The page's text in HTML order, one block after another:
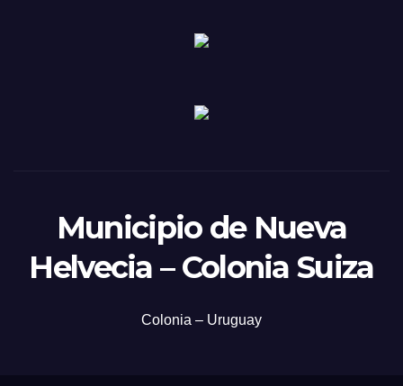
Municipio de Nueva
Helvecia – Colonia Suiza
Colonia – Uruguay